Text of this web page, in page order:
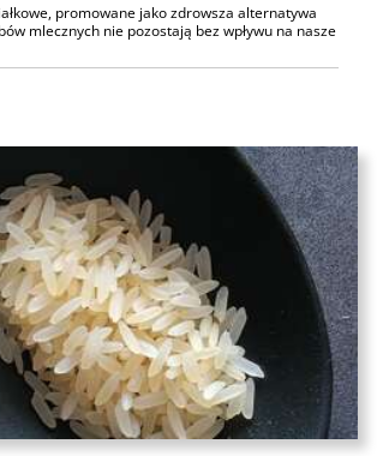
promowane jako zdrowsza alternatywa
mlecznych nie pozostają bez wpływu na nasze